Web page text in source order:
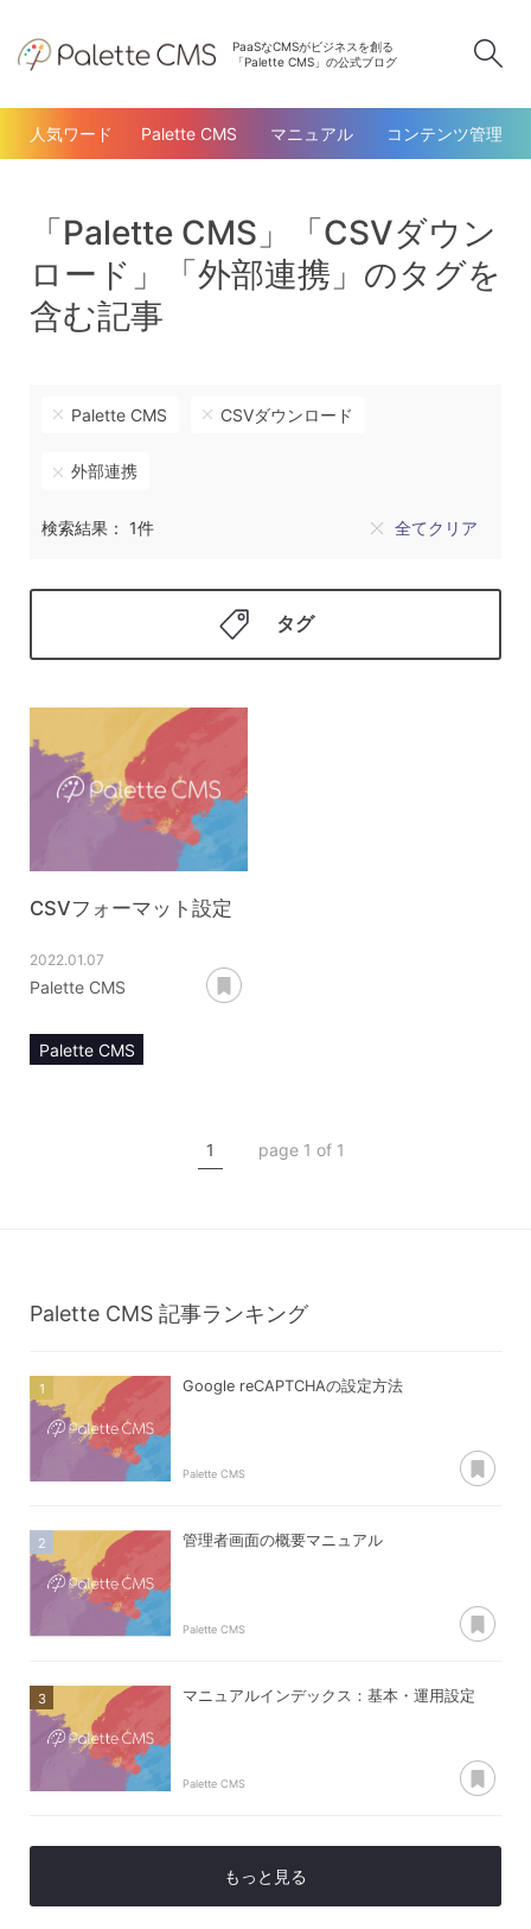
PaaSなCMSがビジネスを創る
「Palette CMS」の公式ブログ
人気ワード Palette CMS マニュアル コンテンツ管理
「Palette CMS」「CSVダウン
ロード」「外部連携」のタグを
含む記事
Palette CMS CSVダウンロード
外部連携
検索結果： 1件 全てクリア
タグ
CSVフォーマット設定
2022.01.07
Palette CMS
Palette CMS
1 page 1 of 1
Palette CMS 記事ランキング
Google reCAPTCHAの設定方法
Palette CMS
管理者画面の概要マニュアル
Palette CMS
マニュアルインデックス：基本・運用設定
Palette CMS
もっと見る